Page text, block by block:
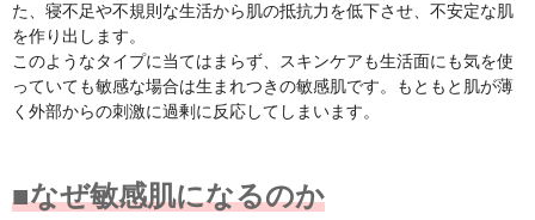
た、寝不足や不規則な生活から肌の抵抗力を低下させ、不安定な肌
を作り出します。
このようなタイプに当てはまらず、スキンケアも生活面にも気を使
っていても敏感な場合は生まれつきの敏感肌です。もともと肌が薄
く外部からの刺激に過剰に反応してしまいます。
■なぜ敏感肌になるのか